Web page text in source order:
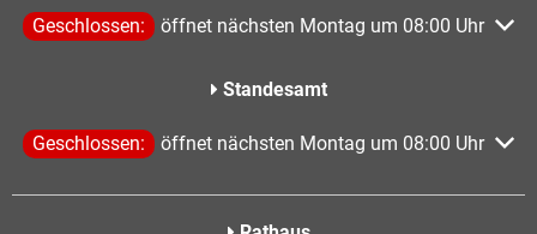
Klicken, um weitere Öffnungs- oder Schließzeiten
Geschlossen: öffnet nächsten Montag um 08:00 Uhr
Standesamt
Klicken, um weitere Öffnungs- oder Schließzeiten
Geschlossen: öffnet nächsten Montag um 08:00 Uhr